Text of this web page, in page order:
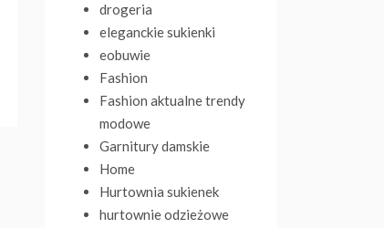
drogeria
eleganckie sukienki
eobuwie
Fashion
Fashion aktualne trendy
modowe
Garnitury damskie
Home
Hurtownia sukienek
hurtownie odzieżowe